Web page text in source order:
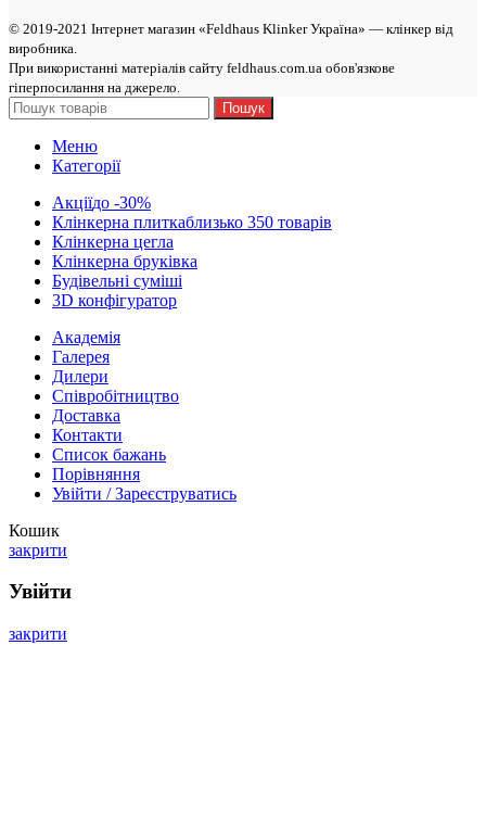
© 2019-2021 Інтернет магазин «Feldhaus Klinker Україна» — клінкер від
виробникa.
При використанні матеріалів сайту feldhaus.com.ua обов'язкове
гіперпосилання на джерело.
Пошук
Меню
Категорії
Акціїдо -30%
Клінкерна плиткаблизько 350 товарів
Клінкерна цегла
Клінкерна бруківка
Будівельні суміші
3D конфігуратор
Академія
Галерея
Дилери
Cпівробітництво
Доставка
Контакти
Список бажань
Порівняння
Увійти / Зареєструватись
Кошик
закрити
Увійти
закрити